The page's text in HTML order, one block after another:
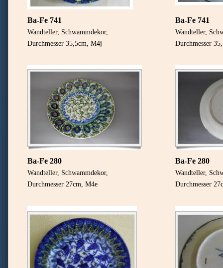
Ba-Fe 741
Wandteller, Schwammdekor,
Durchmesser 35,5cm, M4j
Ba-Fe 741
Wandteller,
Durchmesser
Ba-Fe 280
Wandteller, Schwammdekor,
Durchmesser 27cm, M4e
Ba-Fe 280
Wandteller,
Durchmesser